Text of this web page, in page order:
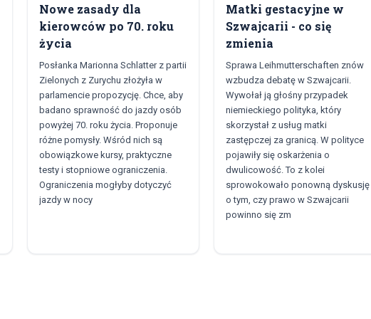
Nowe zasady dla
kierowców po 70. roku
życia
Posłanka Marionna Schlatter z partii
Zielonych z Zurychu złożyła w
parlamencie propozycję. Chce, aby
badano sprawność do jazdy osób
powyżej 70. roku życia. Proponuje
różne pomysły. Wśród nich są
obowiązkowe kursy, praktyczne
testy i stopniowe ograniczenia.
Ograniczenia mogłyby dotyczyć
jazdy w nocy
Matki gestacyjne w
Szwajcarii - co się
zmienia
Sprawa Leihmutterschaften znów
wzbudza debatę w Szwajcarii.
Wywołał ją głośny przypadek
niemieckiego polityka, który
skorzystał z usług matki
zastępczej za granicą. W polityce
pojawiły się oskarżenia o
dwulicowość. To z kolei
sprowokowało ponowną dyskusję
o tym, czy prawo w Szwajcarii
powinno się zm